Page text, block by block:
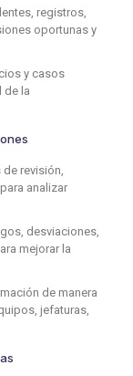
registros,
oportunas y
y casos
de la
revisión,
analizar
desviaciones,
mejorar la
de manera
jefaturas,